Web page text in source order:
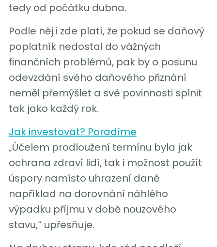
tedy od počátku dubna.
Podle něj i zde platí, že pokud se daňový
poplatník nedostal do vážných
finančních problémů, pak by o posunu
odevzdání svého daňového přiznání
neměl přemýšlet a své povinnosti splnit
tak jako každý rok.
Jak investovat? Poradíme
„Účelem prodloužení termínu byla jak
ochrana zdraví lidí, tak i možnost použít
úspory namísto uhrazení daně
například na dorovnání náhlého
výpadku příjmu v době nouzového
stavu,“ upřesňuje.